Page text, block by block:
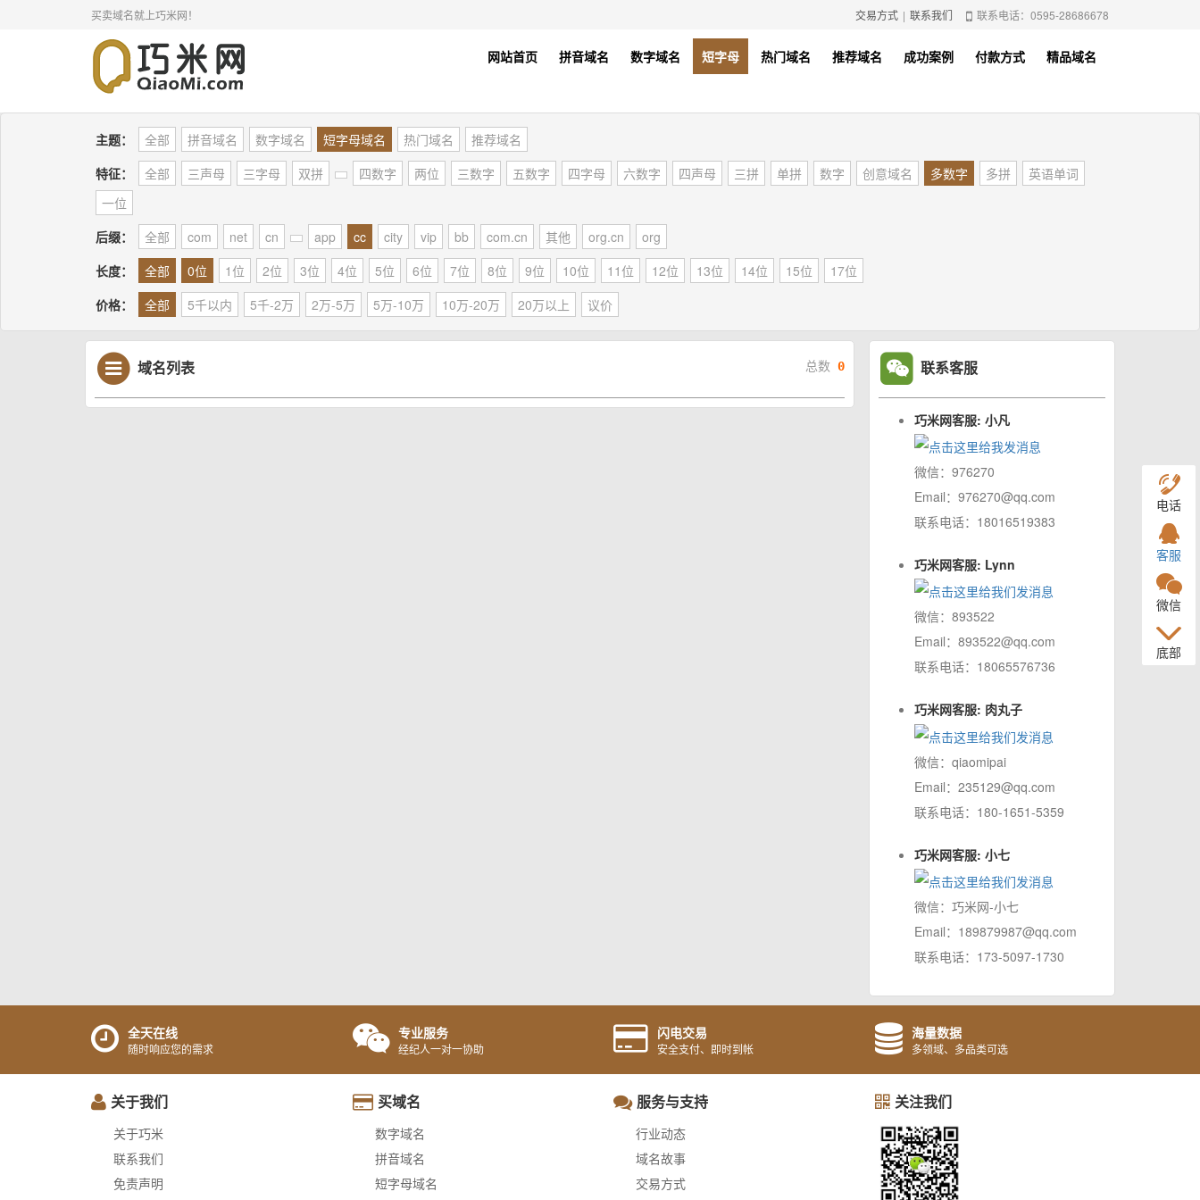
买卖域名就上巧米网！ 联系电话：0595-28686678
交易方式 | 联系我们
网站首页 拼音域名 数字域名 短字母 热门域名 推荐域名 成功案例 付款方式 精品域名
主题： 全部 拼音域名 数字域名 短字母域名 热门域名
推荐域名
特征：
全部 三声母 三字母 双拼 四数字 两位 三数字 五数字 四字母 六数字 四声母 三拼 单拼 数字 创意域名 多数字 多拼
英语单词
一位
后缀：
全部 com net cn app cc city vip bb com.cn 其他 org.cn
org
长度：
全部 0位 1位 2位 3位 4位 5位 6位 7位 8位 9位 10位 11位 12位 13位 14位 15位
17位
价格：
全部 5千以内 5千-2万 2万-5万 5万-10万 10万-20万 20万以上 议价
域名列表 总数 0 联系客服
巧米网客服: 小凡
微信：976270
Email：976270@qq.com
联系电话：18016519383
巧米网客服: Lynn
微信：893522
Email：893522@qq.com
联系电话：18065576736
巧米网客服: 肉丸子
微信：qiaomipai
Email：235129@qq.com
联系电话：180-1651-5359
巧米网客服: 小七
微信：巧米网-小七
Email：189879987@qq.com
联系电话：173-5097-1730
全天在线
随时响应您的需求
专业服务
经纪人一对一协助
闪电交易
安全支付、即时到帐
海量数据
多领域、多品类可选
关于我们
关于巧米
联系我们
免责声明
买域名
数字域名
拼音域名
短字母域名
服务与支持
行业动态
域名故事
交易方式
关注我们
电话
客服
微信
底部